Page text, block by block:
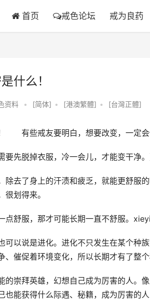
首页 戒色论坛 戒为良药
什么！
资料 • [简体] • [港澳繁體] •
[台灣正體]
　　有些戒友要明白，想要改变，一定会
先脱掉衣服，冷一会儿，才能变干净。
去了身上的汗渍和疲乏，就能更舒服
划得来。
舒服，那才可能长期一直不舒服。
以说是进化。进化不只发生在某个种
、催促着环境变化，所以长期才有了整个
崇拜英雄，幻想自己成为厉害的人。
也能获得什么际遇、秘籍，成为厉害的人